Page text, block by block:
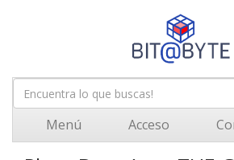
Menú Acceso